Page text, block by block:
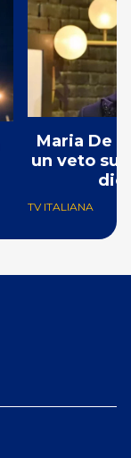
Maria De
un veto su
TV ITALIANA